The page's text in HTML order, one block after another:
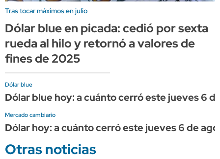
Tras tocar máximos en julio
Dólar blue en picada: cedió por sexta
rueda al hilo y retornó a valores de
fines de 2025
Dólar blue
Dólar blue hoy: a cuánto cerró este jueves 6
Mercado cambiario
Dólar hoy: a cuánto cerró este jueves 6 de
Otras noticias